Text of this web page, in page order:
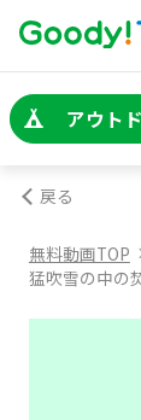
アウト
戻る
無料動画TOP
猛吹雪の中の